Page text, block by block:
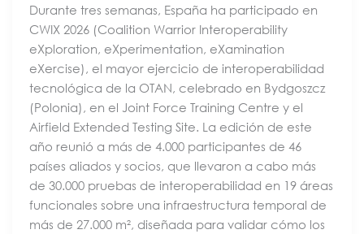
Durante tres semanas, España ha participado en
CWIX 2026 (Coalition Warrior Interoperability
eXploration, eXperimentation, eXamination
eXercise), el mayor ejercicio de interoperabilidad
tecnológica de la OTAN, celebrado en Bydgoszcz
(Polonia), en el Joint Force Training Centre y el
Airfield Extended Testing Site. La edición de este
año reunió a más de 4.000 participantes de 46
países aliados y socios, que llevaron a cabo más
de 30.000 pruebas de interoperabilidad en 19 áreas
funcionales sobre una infraestructura temporal de
más de 27.000 m², diseñada para validar cómo los